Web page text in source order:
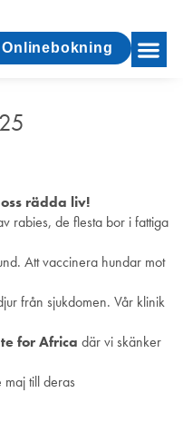
Onlinebokning
rädda liv!
rabies, de flesta bor i fattiga
Att vaccinera hundar mot
från sjukdomen. Vår klinik
for Africa där vi skänker
till deras